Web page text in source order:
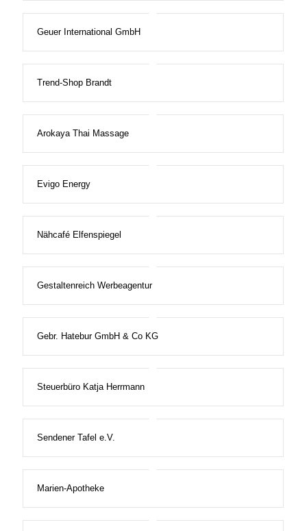
Geuer International GmbH
Trend-Shop Brandt
Arokaya Thai Massage
Evigo Energy
Nähcafé Elfenspiegel
Gestaltenreich Werbeagentur
Gebr. Hatebur GmbH & Co KG
Steuerbüro Katja Herrmann
Sendener Tafel e.V.
Marien-Apotheke